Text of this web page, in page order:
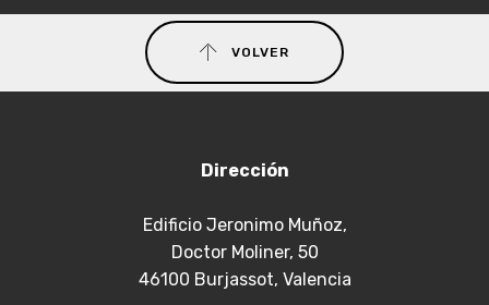
VOLVER
Dirección
Edificio Jeronimo Muñoz,
Doctor Moliner, 50
46100 Burjassot, Valencia